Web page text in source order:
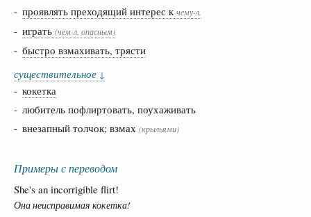
- проявлять преходящий интерес к чему-л.
- играть (чем-л. опасным)
- быстро взмахивать, трясти
существительное ↓
- кокетка
- любитель пофлиртовать, поухаживать
- внезапный толчок; взмах (крыльями)
Примеры с переводом
She's an incorrigible flirt!
Она неисправимая кокетка!